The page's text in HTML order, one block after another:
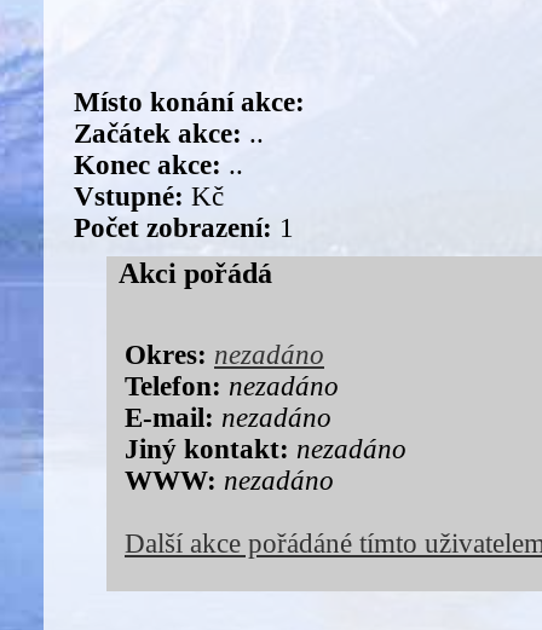
Místo konání akce:
Začátek akce: ..
Konec akce: ..
Vstupné: Kč
Počet zobrazení: 1
Akci pořádá
Okres: nezadáno
Telefon: nezadáno
E-mail: nezadáno
Jiný kontakt: nezadáno
WWW: nezadáno
Další akce pořádáné tímto